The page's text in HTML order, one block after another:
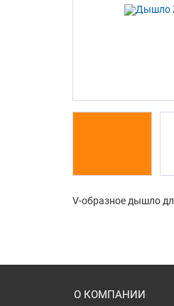
V-образное дышло
О КОМПАНИИ